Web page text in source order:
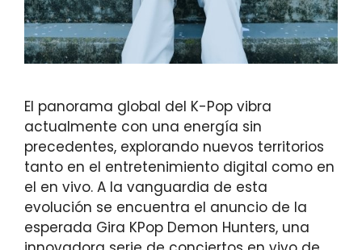
El panorama global del K-Pop vibra
actualmente con una energía sin
precedentes, explorando nuevos territorios
tanto en el entretenimiento digital como en
el en vivo. A la vanguardia de esta
evolución se encuentra el anuncio de la
esperada Gira KPop Demon Hunters, una